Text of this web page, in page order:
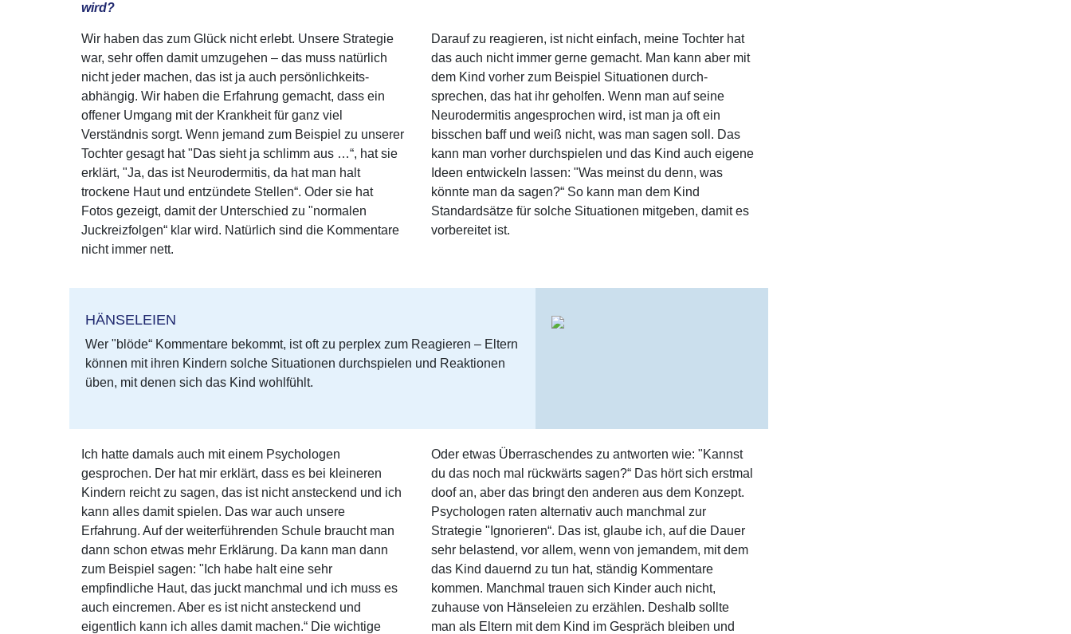
wird?
Wir haben das zum Glück nicht erlebt. Unsere Strategie
war, sehr offen damit umzugehen – das muss natürlich
nicht jeder machen, das ist ja auch persönlichkeits­
abhängig. Wir haben die Erfahrung gemacht, dass ein
offener Umgang mit der Krankheit für ganz viel
Verständnis sorgt. Wenn jemand zum Beispiel zu unserer
Tochter gesagt hat "Das sieht ja schlimm aus …“, hat sie
erklärt, "Ja, das ist Neurodermitis, da hat man halt
trockene Haut und entzündete Stellen“. Oder sie hat
Fotos gezeigt, damit der Unterschied zu "normalen
Juckreizfolgen“ klar wird. Natürlich sind die Kommentare
nicht immer nett.
Darauf zu reagieren, ist nicht einfach, meine Tochter hat
das auch nicht immer gerne gemacht. Man kann aber mit
dem Kind vorher zum Beispiel Situationen durch­
sprechen, das hat ihr geholfen. Wenn man auf seine
Neurodermitis angesprochen wird, ist man ja oft ein
bisschen baff und weiß nicht, was man sagen soll. Das
kann man vorher durchspielen und das Kind auch eigene
Ideen entwickeln lassen: "Was meinst du denn, was
könnte man da sagen?“ So kann man dem Kind
Standardsätze für solche Situationen mitgeben, damit es
vorbereitet ist.
HÄNSELEIEN
Wer "blöde“ Kommentare bekommt, ist oft zu perplex zum Reagieren – Eltern
können mit ihren Kindern solche Situationen durchspielen und Reaktionen
üben, mit denen sich das Kind wohlfühlt.
Ich hatte damals auch mit einem Psychologen
gesprochen. Der hat mir erklärt, dass es bei kleineren
Kindern reicht zu sagen, das ist nicht ansteckend und ich
kann alles damit spielen. Das war auch unsere
Erfahrung. Auf der weiterführenden Schule braucht man
dann schon etwas mehr Erklärung. Da kann man dann
zum Beispiel sagen: "Ich habe halt eine sehr
empfindliche Haut, das juckt manchmal und ich muss es
auch eincremen. Aber es ist nicht ansteckend und
eigentlich kann ich alles damit machen.“ Die wichtige
Oder etwas Überraschendes zu antworten wie: "Kannst
du das noch mal rückwärts sagen?“ Das hört sich erstmal
doof an, aber das bringt den anderen aus dem Konzept.
Psychologen raten alternativ auch manchmal zur
Strategie "Ignorieren“. Das ist, glaube ich, auf die Dauer
sehr belastend, vor allem, wenn von jemandem, mit dem
das Kind dauernd zu tun hat, ständig Kommentare
kommen. Manchmal trauen sich Kinder auch nicht,
zuhause von Hänseleien zu erzählen. Deshalb sollte
man als Eltern mit dem Kind im Gespräch bleiben und